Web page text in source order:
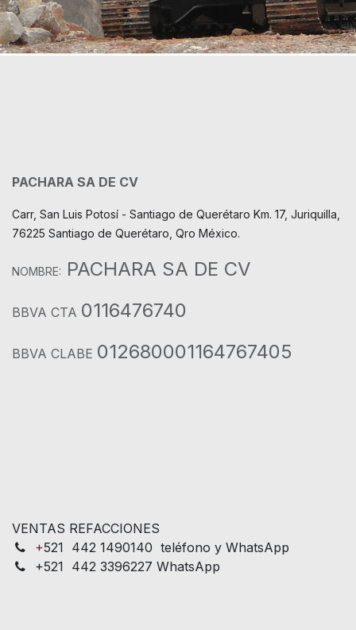
PACHARA SA DE CV
Carr, San Luis Potosí - Santiago de Querétaro Km. 17, Juriquilla,
76225 Santiago de Querétaro, Qro México.
NOMBRE: PACHARA SA DE CV
BBVA CTA 0116476740
BBVA CLABE 012680001164767405
VENTAS REFACCIONES
+521 442 1490140 teléfono y WhatsApp
+521 442 3396227 WhatsApp